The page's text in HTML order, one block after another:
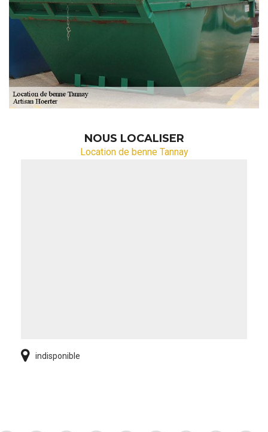
NOUS LOCALISER
Location de benne Tannay
indisponible